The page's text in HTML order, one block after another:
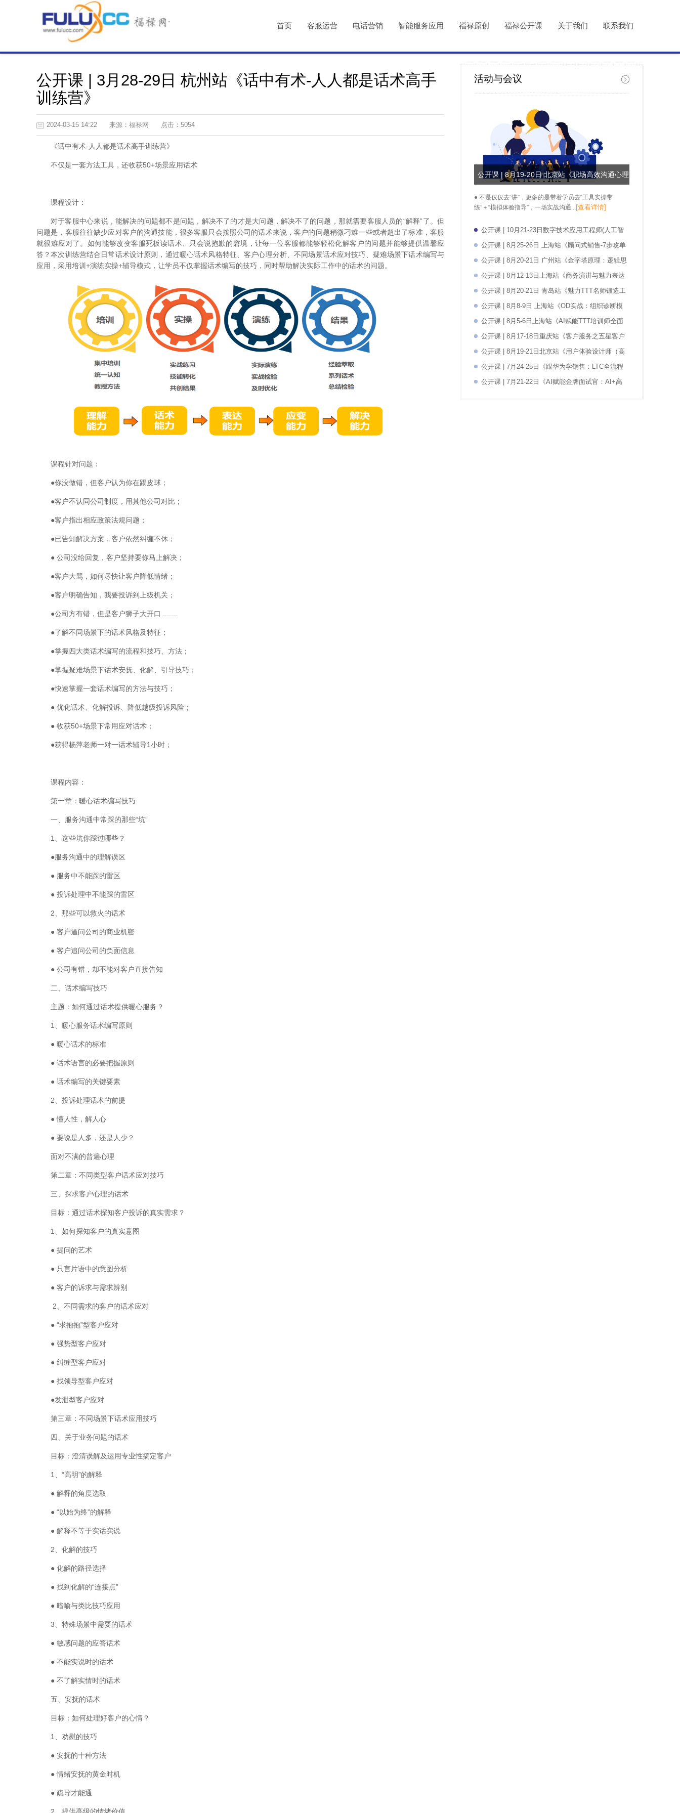
首页 客服运营 电话营销 智能服务应用 福禄原创 福禄公开课 关于我们 联系我们
公开课 | 3月28-29日 杭州站《话中有术-人人都是话术高手
训练营》
2024-03-15 14:22 来源：福禄网 点击：5054
《话中有术-人人都是话术高手训练营》
不仅是一套方法工具，还收获50+场景应用话术
课程设计：
对于客服中心来说，能解决的问题都不是问题，解决不了的才是大问题，解决不了的问题，那就需要客服人员的“解释”了。但
问题是，客服往往缺少应对客户的沟通技能，很多客服只会按照公司的话术来说，客户的问题稍微刁难一些或者超出了标准，客服
就很难应对了。如何能够改变客服死板读话术、只会说抱歉的窘境，让每一位客服都能够轻松化解客户的问题并能够提供温馨应
答？本次训练营结合日常话术设计原则，通过暖心话术风格特征、客户心理分析、不同场景话术应对技巧、疑难场景下话术编写与
应用，采用培训+演练实操+辅导模式，让学员不仅掌握话术编写的技巧，同时帮助解决实际工作中的话术的问题。
课程针对问题：
●你没做错，但客户认为你在踢皮球；
●客户不认同公司制度，用其他公司对比；
●客户指出相应政策法规问题；
●已告知解决方案，客户依然纠缠不休；
● 公司没给回复，客户坚持要你马上解决；
●客户大骂，如何尽快让客户降低情绪；
●客户明确告知，我要投诉到上级机关；
●公司方有错，但是客户狮子大开口 .......
●了解不同场景下的话术风格及特征；
●掌握四大类话术编写的流程和技巧、方法；
●掌握疑难场景下话术安抚、化解、引导技巧；
●快速掌握一套话术编写的方法与技巧；
● 优化话术、化解投诉、降低越级投诉风险；
● 收获50+场景下常用应对话术；
●获得杨萍老师一对一话术辅导1小时；
课程内容：
第一章：暖心话术编写技巧
一、服务沟通中常踩的那些“坑”
1、这些坑你踩过哪些？
●服务沟通中的理解误区
● 服务中不能踩的雷区
● 投诉处理中不能踩的雷区
2、那些可以救火的话术
● 客户逼问公司的商业机密
● 客户追问公司的负面信息
● 公司有错，却不能对客户直接告知
二、话术编写技巧
主题：如何通过话术提供暖心服务？
1、暖心服务话术编写原则
● 暖心话术的标准
● 话术语言的必要把握原则
● 话术编写的关键要素
2、投诉处理话术的前提
● 懂人性，解人心
● 要说是人多，还是人少？
面对不满的普遍心理
第二章：不同类型客户话术应对技巧
三、探求客户心理的话术
目标：通过话术探知客户投诉的真实需求？
1、如何探知客户的真实意图
● 提问的艺术
● 只言片语中的意图分析
● 客户的诉求与需求辨别
2、不同需求的客户的话术应对
● “求抱抱”型客户应对
● 强势型客户应对
● 纠缠型客户应对
● 找领导型客户应对
●发泄型客户应对
第三章：不同场景下话术应用技巧
四、关于业务问题的话术
目标：澄清误解及运用专业性搞定客户
1、“高明”的解释
● 解释的角度选取
● “以始为终”的解释
● 解释不等于实话实说
2、化解的技巧
● 化解的路径选择
● 找到化解的“连接点”
● 暗喻与类比技巧应用
3、特殊场景中需要的话术
● 敏感问题的应答话术
● 不能实说时的话术
● 不了解实情时的话术
五、安抚的话术
目标：如何处理好客户的心情？
1、劝慰的技巧
● 安抚的十种方法
● 情绪安抚的黄金时机
● 疏导才能通
活动与会议
公开课 | 8月19-20日 北京站《职场高效沟通心理
学》
● 不是仅仅去“讲”，更多的是带着学员去“工具实操带
练”＋“模拟体验指导”，一场实战沟通...[查看详情]
公开课 | 10月21-23日数字技术应用工程师(人工智
能）培训认证课程
公开课 | 8月25-26日 上海站《顾问式销售-7步攻单
谈判》
公开课 | 8月20-21日 广州站《金字塔原理：逻辑思
维与高效表达》
公开课 | 8月12-13日上海站《商务演讲与魅力表达
技巧实战训练营》
公开课 | 8月20-21日 青岛站《魅力TTT名师锻造工
作坊》
公开课 | 8月8-9日 上海站《OD实战：组织诊断模
型、方法和过程实践技能》
公开课 | 8月5-6日上海站《AI赋能TTT培训师全面
提升特训营》
公开课 | 8月17-18日重庆站《客户服务之五星客户
服务进阶（版权课）》
公开课 | 8月19-21日北京站《用户体验设计师（高
级）认证班》
公开课 | 7月24-25日《跟华为学销售：LTC全流程
销售项目运作》
公开课 | 7月21-22日《AI赋能金牌面试官：AI+高